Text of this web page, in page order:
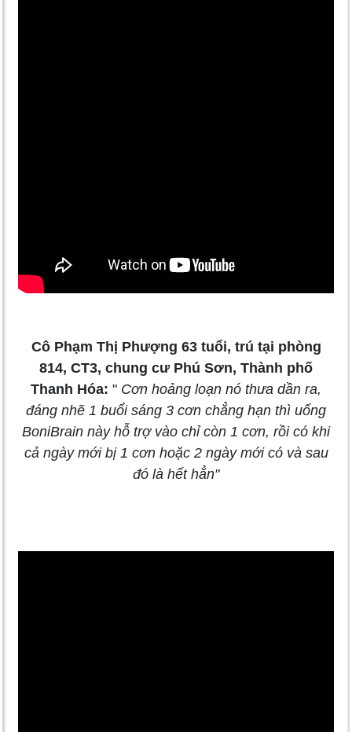
Cô Phạm Thị Phượng 63 tuổi, trú tại phòng
814, CT3, chung cư Phú Sơn, Thành phố
Thanh Hóa: " Cơn hoảng loạn nó thưa dần ra,
đáng nhẽ 1 buổi sáng 3 cơn chẳng hạn thì uống
BoniBrain này hỗ trợ vào chỉ còn 1 cơn, rồi có khi
cả ngày mới bị 1 cơn hoặc 2 ngày mới có và sau
đó là hết hẳn"